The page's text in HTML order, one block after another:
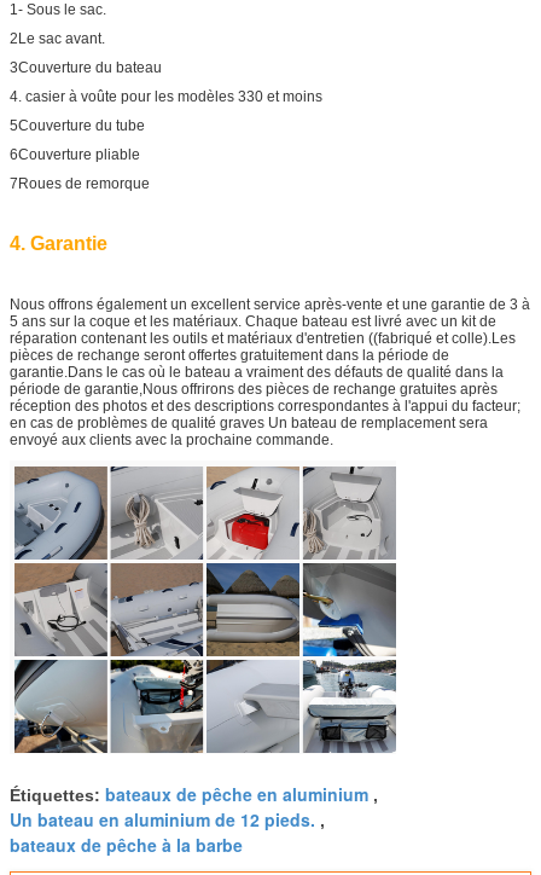
1- Sous le sac.
2Le sac avant.
3Couverture du bateau
4. casier à voûte pour les modèles 330 et moins
5Couverture du tube
6Couverture pliable
7Roues de remorque
4. Garantie
Nous offrons également un excellent service après-vente et une garantie de 3 à
5 ans sur la coque et les matériaux. Chaque bateau est livré avec un kit de
réparation contenant les outils et matériaux d'entretien ((fabriqué et colle).Les
pièces de rechange seront offertes gratuitement dans la période de
garantie.Dans le cas où le bateau a vraiment des défauts de qualité dans la
période de garantie,Nous offrirons des pièces de rechange gratuites après
réception des photos et des descriptions correspondantes à l'appui du facteur;
en cas de problèmes de qualité graves Un bateau de remplacement sera
envoyé aux clients avec la prochaine commande.
Étiquettes: bateaux de pêche en aluminium ,
Un bateau en aluminium de 12 pieds. ,
bateaux de pêche à la barbe